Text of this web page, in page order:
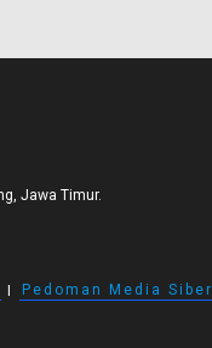
Jawa Timur.
I Pedoman Media Siber